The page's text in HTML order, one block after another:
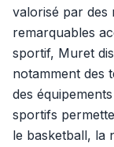
valorisé par des
remarquables
sportif, Muret
notamment des
des
sportifs
le basketball, la